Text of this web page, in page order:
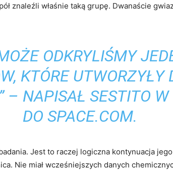
znaleźli właśnie taką grupę. Dwanaście
ODKRYLIŚMY
KTÓRE UTWORZYŁY
– NAPISAŁ SESTITO
DO SPACE.COM.
Jest to raczej logiczna kontynuacja
Nie miał wcześniejszych danych